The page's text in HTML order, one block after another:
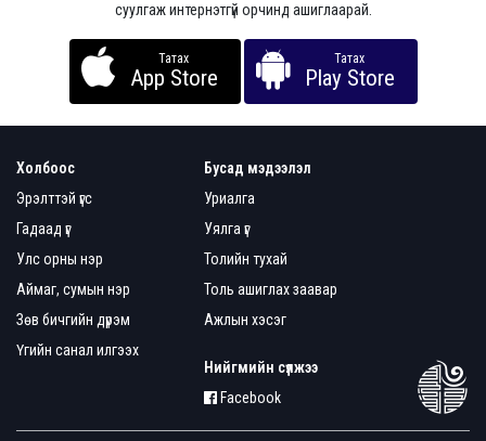
суулгаж интернэтгүй орчинд ашиглаарай.
Татах
App Store
Татах
Play Store
Холбоос
Эрэлттэй үгс
Гадаад үг
Улс орны нэр
Аймаг, сумын нэр
Зөв бичгийн дүрэм
Үгийн санал илгээх
Бусад мэдээлэл
Уриалга
Уялга үг
Толийн тухай
Толь ашиглах заавар
Ажлын хэсэг
Нийгмийн сүлжээ
Facebook